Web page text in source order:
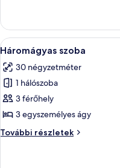
részletei
A
következő
szoba
összes
képének
megtekintése:
Háromágyas
szoba
6
Háromágyas szoba
30 négyzetméter
1 hálószoba
3 férőhely
3 egyszemélyes ágy
További részletek
Háromágyas